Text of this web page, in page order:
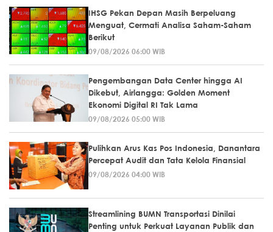
IHSG Pekan Depan Masih Berpeluang
Menguat, Cermati Analisa Saham-Saham
Berikut
09/08/2026 06:00 WIB
Pengembangan Data Center hingga AI
Dikebut, Airlangga: Golden Moment
Ekonomi Digital RI Tak Lama
09/08/2026 05:00 WIB
Pulihkan Arus Kas Pos Indonesia, Danantara
Percepat Audit dan Tata Kelola Finansial
09/08/2026 04:00 WIB
Streamlining BUMN Transportasi Dinilai
Penting untuk Perkuat Layanan Publik dan